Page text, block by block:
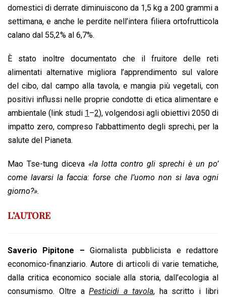
domestici di derrate diminuiscono da 1,5 kg a 200 grammi a
settimana, e anche le perdite nell’intera filiera ortofrutticola
calano dal 55,2% al 6,7%.
È stato inoltre documentato che il fruitore delle reti
alimentati alternative migliora l’apprendimento sul valore
del cibo, dal campo alla tavola, e mangia più vegetali, con
positivi influssi nelle proprie condotte di etica alimentare e
ambientale (link studi 1–2), volgendosi agli obiettivi 2050 di
impatto zero, compreso l’abbattimento degli sprechi, per la
salute del Pianeta.
Mao Tse-tung diceva «la lotta contro gli sprechi è un po’
come lavarsi la faccia: forse che l’uomo non si lava ogni
giorno?».
L’AUTORE
Saverio Pipitone – Giornalista pubblicista e redattore
economico-finanziario. Autore di articoli di varie tematiche,
dalla critica economico sociale alla storia, dall’ecologia al
consumismo. Oltre aPesticidi a tavola, ha scritto i libri